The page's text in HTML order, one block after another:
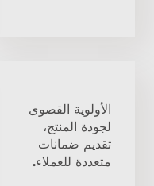
الأولوية القصوى
لجودة المنتج،
تقديم ضمانات
متعددة للعملاء.